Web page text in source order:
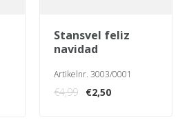
stansvel feliz
navidad
Artikelnr. 3003/0001
€4,99
Oorspronkelijke
€2,50Huidige